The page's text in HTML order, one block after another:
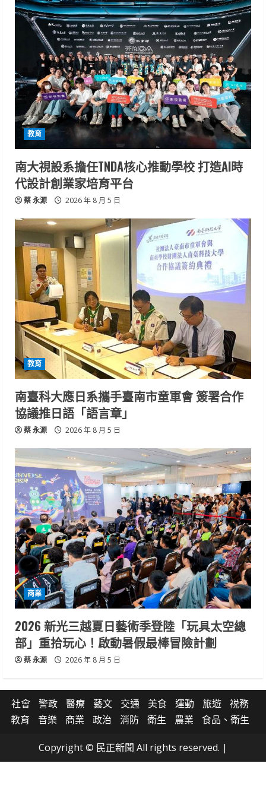
教育
南大視設系擔任TNDA核心推動學校 打造AI時
代設計創業家培育平台
蔡 永源 2026 年 8 月 5 日
教育
南臺科大應日系攜手臺南市童軍會 簽署合作
協議推日語「語言章」
蔡 永源 2026 年 8 月 5 日
商業
2026 新光三越夏日藝術季登陸「玩具太空總
部」重拾玩心！啟動暑假最棒冒險計劃
蔡 永源 2026 年 8 月 5 日
社會 警政 醫療 藝文 交通 美食 運動 旅遊
祱務
教育
音樂 商業 政治 消防 衛生 農業 食品、衛生
Copyright © 民正新聞 All rights reserved. |